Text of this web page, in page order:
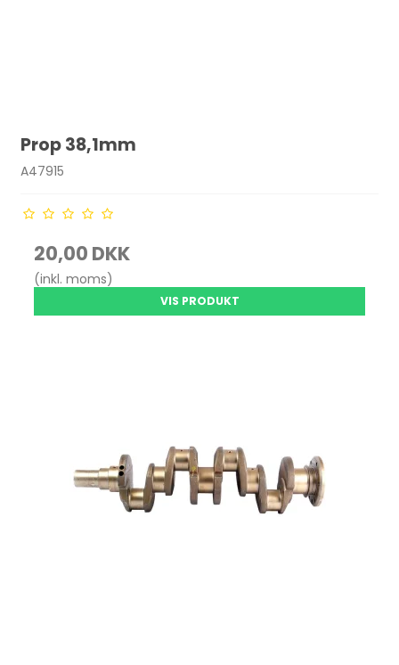
Prop 38,1mm
A47915
20,00 DKK
(inkl. moms)
VIS PRODUKT